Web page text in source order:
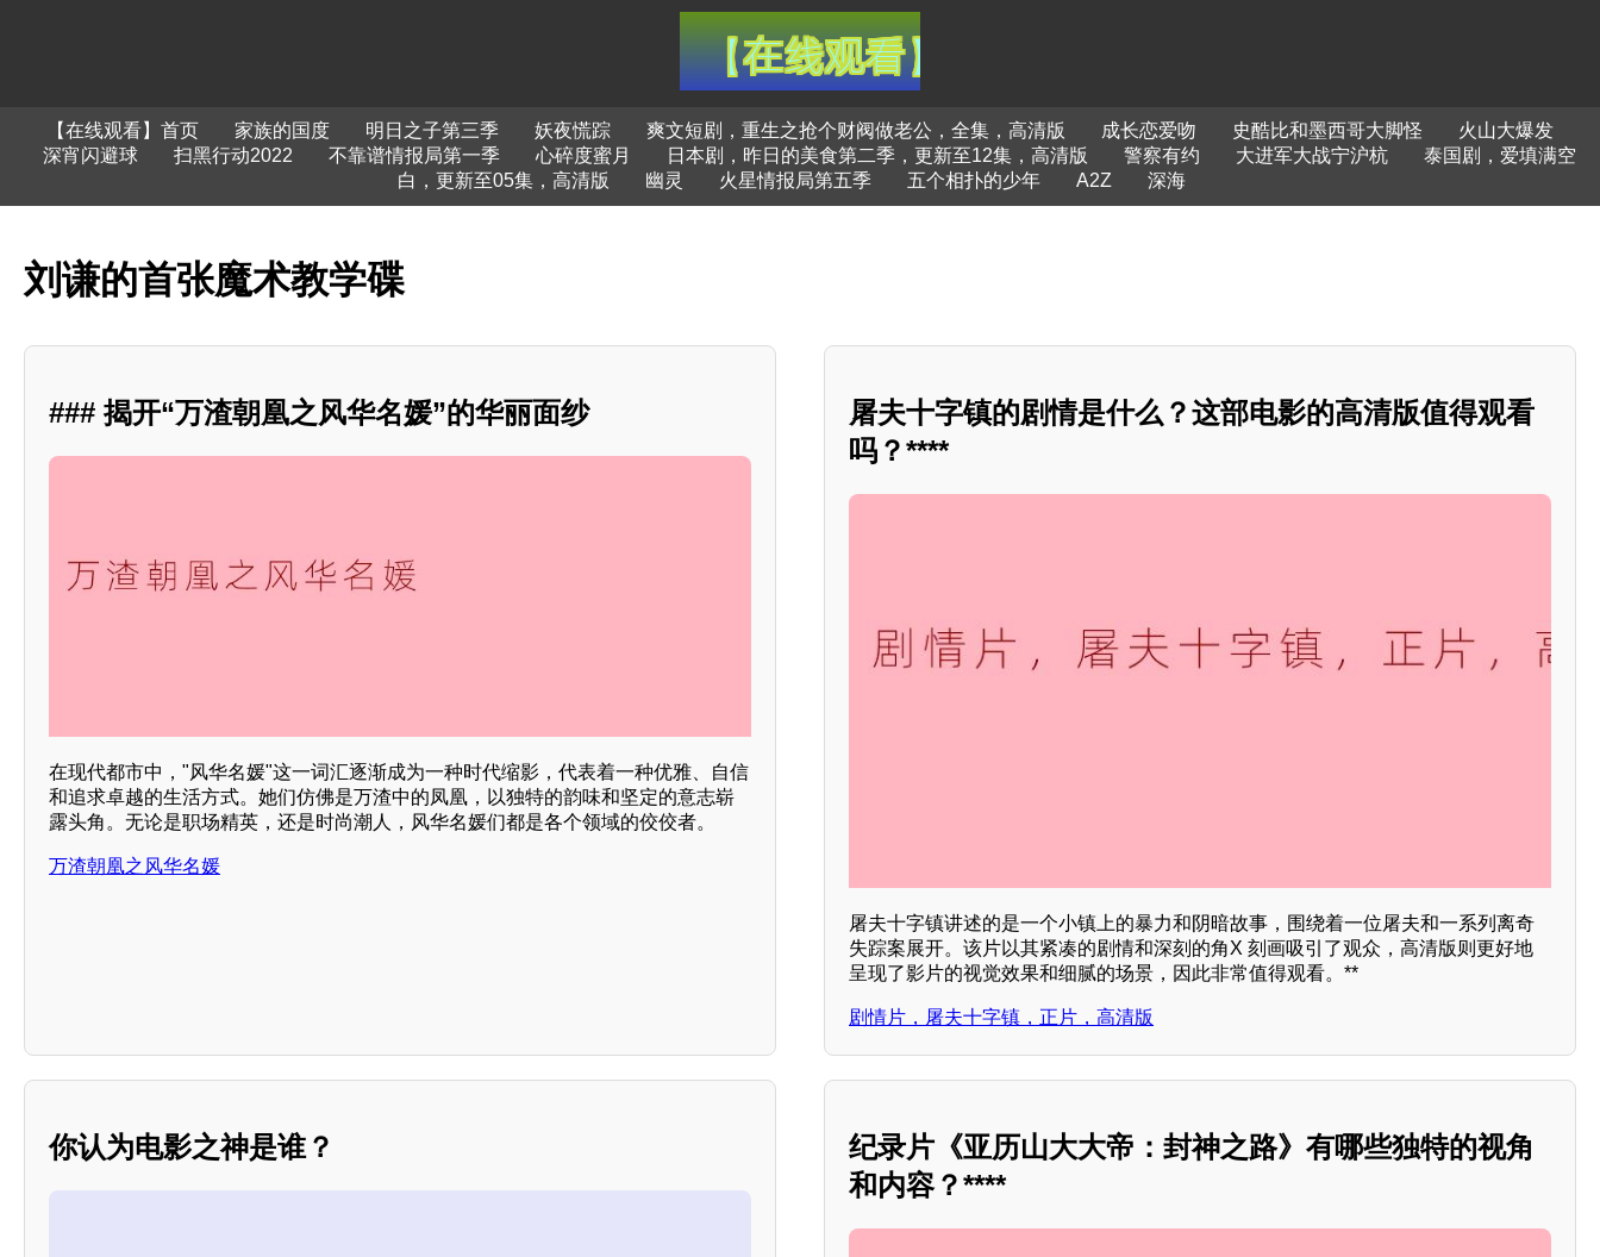
【在线观看】首页 家族的国度 明日之子第三季 妖夜慌踪 爽文短剧，重生之抢个财阀做老公，全集，高清版 成长恋爱吻 史酷比和墨西哥大脚怪
火山大爆发
深宵闪避球
扫黑行动2022 不靠谱情报局第一季 心碎度蜜月 日本剧，昨日的美食第二季，更新至12集，高清版 警察有约 大进军大战宁沪杭
泰国剧，爱填满空
白，更新至05集，高清版
幽灵 火星情报局第五季 五个相扑的少年 A2Z 深海
刘谦的首张魔术教学碟
### 揭开“万渣朝凰之风华名媛”的华丽面纱
在现代都市中，"风华名媛"这一词汇逐渐成为一种时代缩影，代表着一种优雅、自信
和追求卓越的生活方式。她们仿佛是万渣中的凤凰，以独特的韵味和坚定的意志崭
露头角。无论是职场精英，还是时尚潮人，风华名媛们都是各个领域的佼佼者。
万渣朝凰之风华名媛
屠夫十字镇的剧情是什么？这部电影的高清版值得观看
吗？****
屠夫十字镇讲述的是一个小镇上的暴力和阴暗故事，围绕着一位屠夫和一系列离奇
失踪案展开。该片以其紧凑的剧情和深刻的角X 刻画吸引了观众，高清版则更好地
呈现了影片的视觉效果和细腻的场景，因此非常值得观看。**
剧情片，屠夫十字镇，正片，高清版
你认为电影之神是谁？
纪录片《亚历山大大帝：封神之路》有哪些独特的视角
和内容？****